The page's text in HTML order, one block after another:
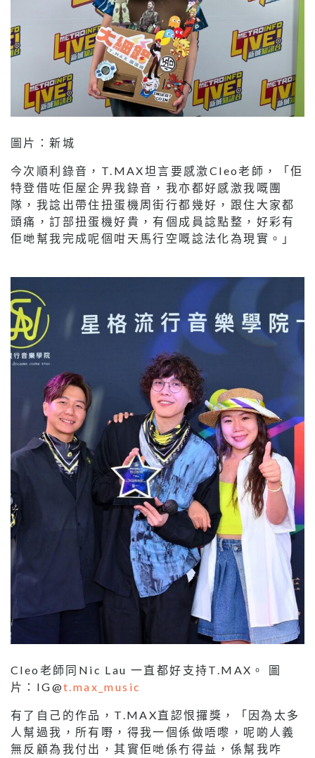
圖片：新城
今次順利錄音，T.MAX坦言要感激Cleo老師，「佢
特登借咗佢屋企畀我錄音，我亦都好感激我嘅團
隊，我諗出帶住扭蛋機周街行都幾好，跟住大家都
頭痛，訂部扭蛋機好貴，有個成員諗點整，好彩有
佢哋幫我完成呢個咁天馬行空嘅諗法化為現實。」
Cleo老師同Nic Lau 一直都好支持T.MAX。 圖
片：IG@t.max_music
有了自己的作品，T.MAX直認恨攞獎，「因為太多
人幫過我，所有嘢，得我一個係做唔嚟，呢啲人義
無反顧為我付出，其實佢哋係冇得益，係幫我咋